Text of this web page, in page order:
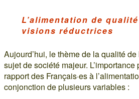
L’alimentation de
visions réductrices
Aujourd’hui, le thème de la qualité
sujet de société majeur.
rapport des Français·es à
conjonction de plusieurs variables :